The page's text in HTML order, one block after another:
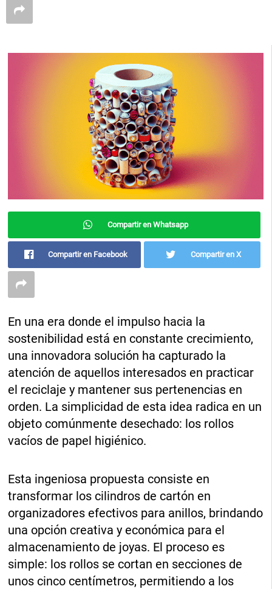
Compartir en Whatsapp
Compartir en Facebook Compartir en X
En una era donde el impulso hacia la
sostenibilidad está en constante crecimiento,
una innovadora solución ha capturado la
atención de aquellos interesados en practicar
el reciclaje y mantener sus pertenencias en
orden. La simplicidad de esta idea radica en un
objeto comúnmente desechado: los rollos
vacíos de papel higiénico.
Esta ingeniosa propuesta consiste en
transformar los cilindros de cartón en
organizadores efectivos para anillos, brindando
una opción creativa y económica para el
almacenamiento de joyas. El proceso es
simple: los rollos se cortan en secciones de
unos cinco centímetros, permitiendo a los